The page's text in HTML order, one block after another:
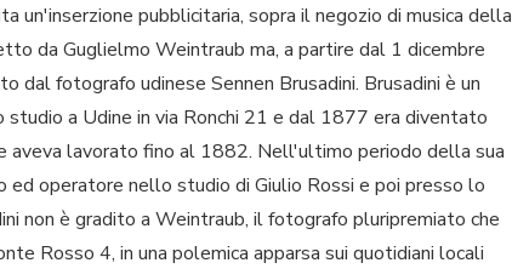
pubblicitaria, sopra il negozio di musica della
da Guglielmo Weintraub ma, a partire dal 1 dicembre
fotografo udinese Sennen Brusadini. Brusadini è un
a Udine in via Ronchi 21 e dal 1877 era diventato
aveva lavorato fino al 1882. Nell'ultimo periodo della sua
operatore nello studio di Giulio Rossi e poi presso lo
non è gradito a Weintraub, il fotografo pluripremiato che
Rosso 4, in una polemica apparsa sui quotidiani locali